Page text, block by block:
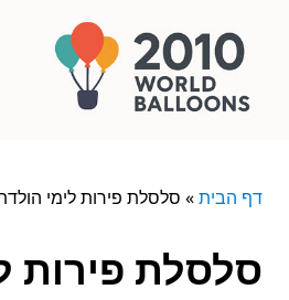
דף הבית» סלסלת פירות לימי
סלסלת פירות